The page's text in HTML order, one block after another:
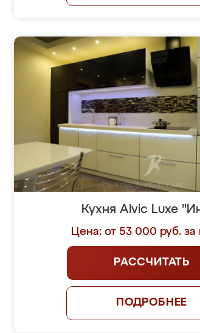
Кухня Alvic Luxe
Цена: от 53 000 руб. за
РАССЧИТАТЬ
ПОДРОБНЕЕ